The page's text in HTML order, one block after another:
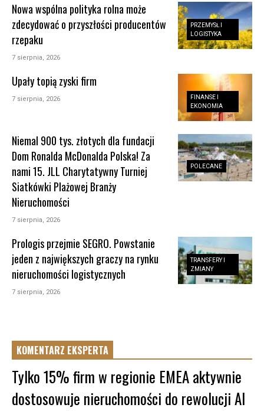
PRZEMYSŁ I
LOGISTYKA
Nowa wspólna polityka rolna może
zdecydować o przyszłości producentów
rzepaku
7 sierpnia, 2026
FINANSE I
EKONOMIA
Upały topią zyski firm
7 sierpnia, 2026
POLECANE
Niemal 900 tys. złotych dla fundacji
Dom Ronalda McDonalda Polska! Za
nami 15. JLL Charytatywny Turniej
Siatkówki Plażowej Branży
Nieruchomości
7 sierpnia, 2026
TRANSFERY I
ZMIANY
Prologis przejmie SEGRO. Powstanie
jeden z największych graczy na rynku
nieruchomości logistycznych
7 sierpnia, 2026
KOMENTARZ EKSPERTA
Tylko 15% firm w regionie EMEA aktywnie
dostosowuje nieruchomości do rewolucji AI